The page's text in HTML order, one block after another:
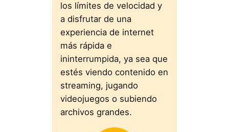
los límites de velocidad y
a disfrutar de una
experiencia de internet
más rápida e
ininterrumpida, ya sea que
estés viendo contenido en
streaming, jugando
videojuegos o subiendo
archivos grandes.